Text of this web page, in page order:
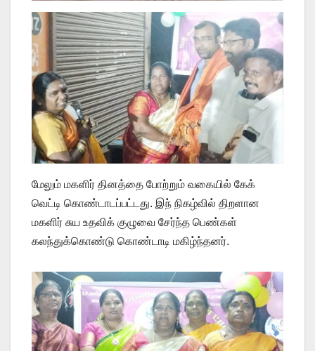
மேலும் மகளிர் தினத்தை போற்றும் வகையில் கேக்
வெட்டி கொண்டாடப்பட்டது. இந் நிகழ்வில் திறளான
மகளிர் சுய உதவிக் குழுவை சேர்ந்த பெண்கள்
கலந்துக்கொண்டு கொண்டாடி மகிழ்ந்தனர்.